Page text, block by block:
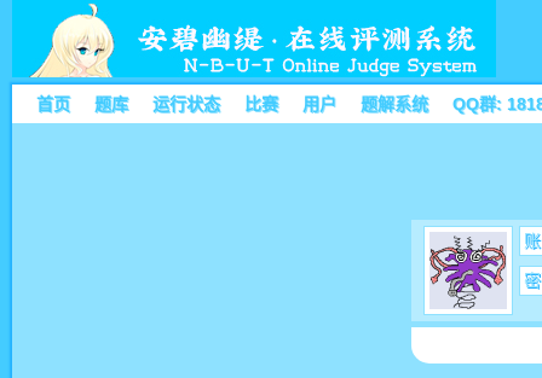
首页 题库 运行状态 比赛 用户 题解系统 QQ群: